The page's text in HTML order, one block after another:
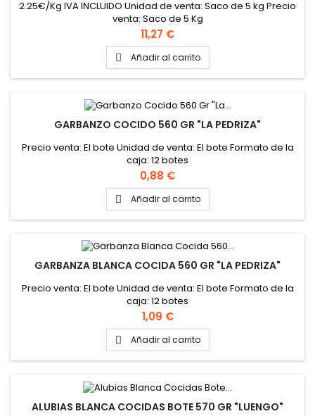
2.25€/Kg IVA INCLUIDO Unidad de venta: Saco de 5 kg Precio
venta: Saco de 5 Kg
Precio
11,27 €
 Añadir al carrito
GARBANZO COCIDO 560 GR "LA PEDRIZA"
Precio venta: El bote Unidad de venta: El bote Formato de la
caja: 12 botes
Precio
0,88 €
 Añadir al carrito
GARBANZA BLANCA COCIDA 560 GR "LA PEDRIZA"
Precio venta: El bote Unidad de venta: El bote Formato de la
caja: 12 botes
Precio
1,09 €
 Añadir al carrito
ALUBIAS BLANCA COCIDAS BOTE 570 GR "LUENGO"